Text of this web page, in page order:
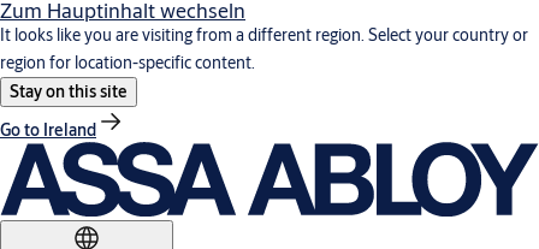
Zum Hauptinhalt wechseln
It looks like you are visiting from a different region. Select your country or
region for location-specific content.
Stay on this site
Go to Ireland